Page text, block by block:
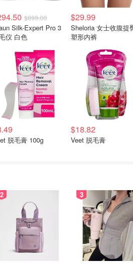
$899.00
Pro 3
仪 白色
$29.99
Sheloria 女士收腹提
塑形内裤
脱毛膏 100g
$18.82
Veet 脱毛膏
2 3